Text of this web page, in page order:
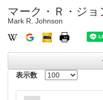
マーク・Ｒ・ジョ
Mark R. Johnson
表示数